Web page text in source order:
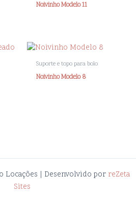
Noivinho Modelo 11
Suporte e topo para bolo
Noivinho Modelo 8
Locações | Desenvolvido por reZeta
Sites